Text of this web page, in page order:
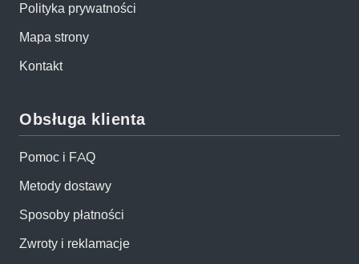
Polityka prywatności
Mapa strony
Kontakt
Obsługa klienta
Pomoc i FAQ
Metody dostawy
Sposoby płatności
Zwroty i reklamacje